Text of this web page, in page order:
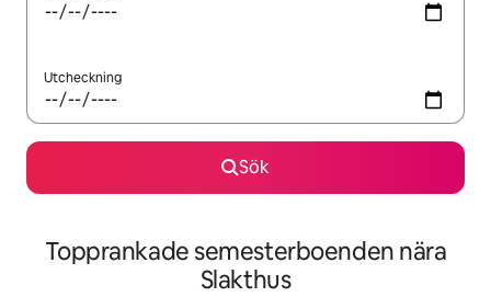
Utcheckning
Sök
Topprankade semesterboenden nära
Slakthus